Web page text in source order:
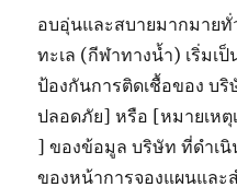
อบอุ่นและสบายมากมายทั่
ทะเล (กีฬาทางน้ำ) เริ่มเ
ป้องกันการติดเชื้อของ บ
ปลอดภัย] หรือ [หมายเหตุ
] ของข้อมูล บริษัท ที่ดำเ
ของหน้าการจองแผนและ